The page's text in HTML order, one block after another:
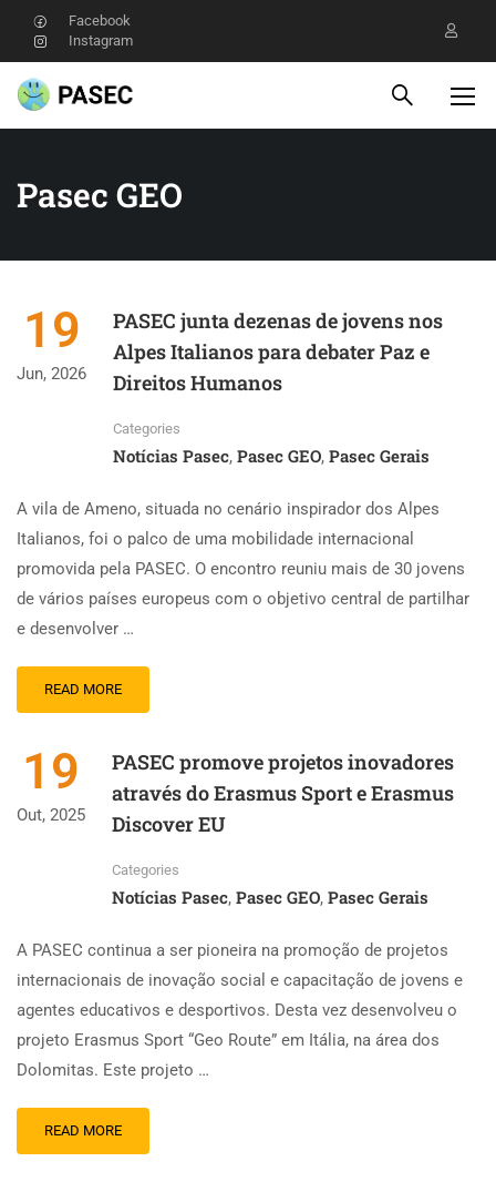
Facebook
Instagram
Pasec GEO
19
Jun, 2026
PASEC junta dezenas de jovens nos
Alpes Italianos para debater Paz e
Direitos Humanos
Categories
Notícias Pasec, Pasec GEO, Pasec Gerais
A vila de Ameno, situada no cenário inspirador dos Alpes
Italianos, foi o palco de uma mobilidade internacional
promovida pela PASEC. O encontro reuniu mais de 30 jovens
de vários países europeus com o objetivo central de partilhar
e desenvolver …
READ MORE
19
Out, 2025
PASEC promove projetos inovadores
através do Erasmus Sport e Erasmus
Discover EU
Categories
Notícias Pasec, Pasec GEO, Pasec Gerais
A PASEC continua a ser pioneira na promoção de projetos
internacionais de inovação social e capacitação de jovens e
agentes educativos e desportivos. Desta vez desenvolveu o
projeto Erasmus Sport “Geo Route” em Itália, na área dos
Dolomitas. Este projeto …
READ MORE